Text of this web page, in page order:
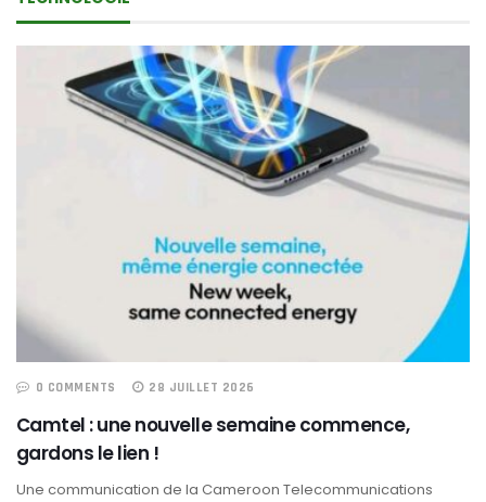
0 COMMENTS 28 JUILLET 2026
Camtel : une nouvelle semaine commence,
gardons le lien !
Une communication de la Cameroon Telecommunications